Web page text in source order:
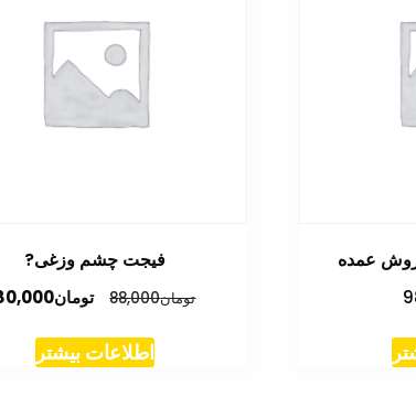
عمده فیجت چشم وزغی?
تومان88,000
قیمت
تومان88,000
بود.
تومان
اطلاعات بیشتر